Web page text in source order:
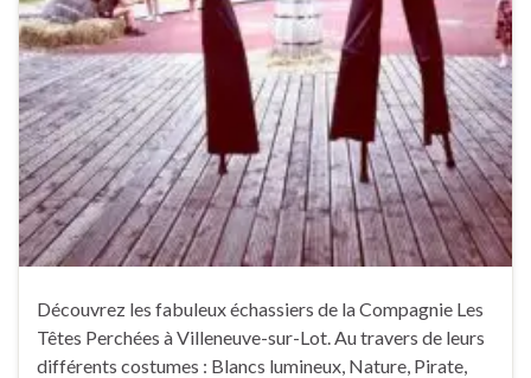
Découvrez les fabuleux échassiers de la Compagnie Les
Têtes Perchées à Villeneuve-sur-Lot. Au travers de leurs
différents costumes : Blancs lumineux, Nature, Pirate,